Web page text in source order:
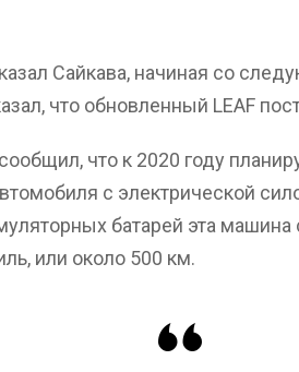
Сайкава, начиная со
что обновленный LEAF
что к 2020 году
с электрической
батарей эта
или около 500 км.